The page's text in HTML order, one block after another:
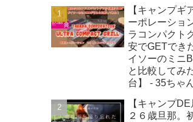
【キャンプギ
ーポレーショ
ラコンパクト
安でGETでき
イソーのミニ
と比較してみ
台】 - 35ちゃ
【キャンプDE
２６歳旦那。